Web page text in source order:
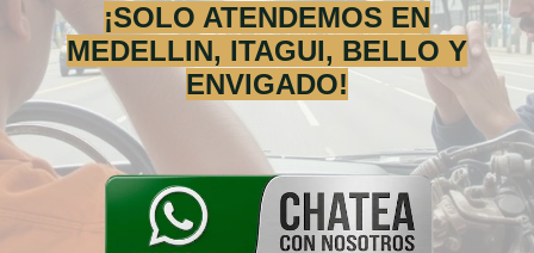
¡SOLO ATENDEMOS EN
MEDELLIN, ITAGUI, BELLO Y
ENVIGADO!